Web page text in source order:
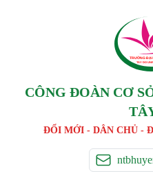
TRƯỜNG ĐẠI
TAY DO
CÔNG ĐOÀN CƠ
ĐỔI MỚI - DÂN CHỦ -